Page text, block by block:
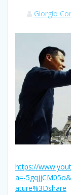
Giorgio
https://
a=-
ature%3Dshare